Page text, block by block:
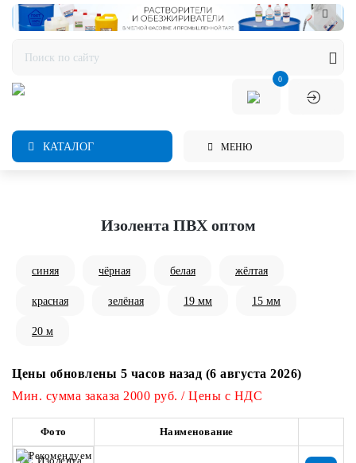
0
КАТАЛОГ МЕНЮ
Изолента ПВХ оптом
синяя чёрная белая жёлтая
красная зелёная 19 мм 15 мм
20 м
Цены обновлены 5 часов назад (6 августа 2026)
Мин. сумма заказа 2000 руб. / Цены с НДС
Фото Наименование